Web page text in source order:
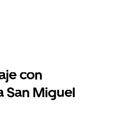
con
San Miguel